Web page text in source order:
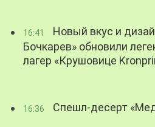
16:41
Новый вкус и
Бочкарев» обновили
лагер «Крушовице
16:36 Спешл-десерт